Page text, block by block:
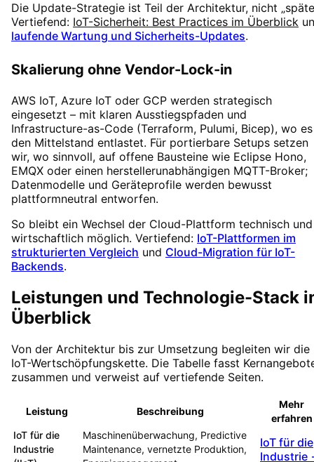
Die Update-Strategie ist Teil der Architektur, nicht
Vertiefend: IoT-Sicherheit: Best Practices im Überblick
laufende Wartung und Sicherheits-Updates.
Skalierung ohne Vendor-Lock-in
AWS IoT, Azure IoT oder GCP werden strategisch
eingesetzt – mit klaren Ausstiegspfaden und
Infrastructure-as-Code (Terraform, Pulumi, Bicep), wo es
den Mittelstand entlastet. Für portierbare Setups setzen
wir, wo sinnvoll, auf offene Bausteine wie Eclipse Hono,
EMQX oder einen herstellerunabhängigen MQTT-Broker;
Datenmodelle und Geräteprofile werden bewusst
plattformneutral entworfen.
So bleibt ein Wechsel der Cloud-Plattform technisch und
wirtschaftlich möglich. Vertiefend: IoT-Plattformen im
strukturierten Vergleich und Cloud-Migration für IoT-
Backends.
Leistungen und Technologie-Stack
Überblick
Von der Architektur bis zur Umsetzung begleiten wir die
IoT-Wertschöpfungskette. Die Tabelle fasst
zusammen und verweist auf vertiefende Seiten.
Leistung Beschreibung
Mehr
erfahren
IoT für die
Industrie
Maschinenüberwachung, Predictive
Maintenance, vernetzte Produktion,
IoT für die
Industrie